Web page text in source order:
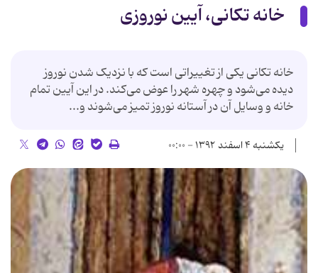
خانه تکانی، آیین‌ نوروزی
خانه تکانی یکی از تغییراتی است که با نزدیک شدن نوروز
دیده می‌شود و چهره شهر را عوض می‌کند. در این آیین تمام
خانه و وسایل آن در آستانه نوروز تمیز می‌شوند و...
یکشنبه ۴ اسفند ۱۳۹۲ - ۰۰:۰۰